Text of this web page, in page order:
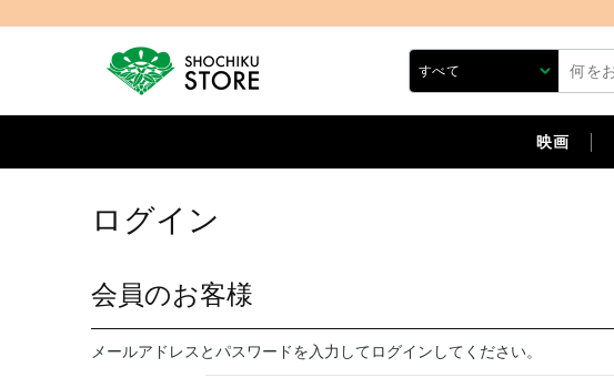
映画
ログイン
会員のお客様
メールアドレスとパスワードを入力してログインしてください。